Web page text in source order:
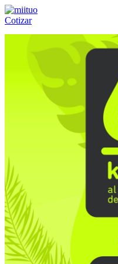
Cotizar
(55) 84-21-05-00